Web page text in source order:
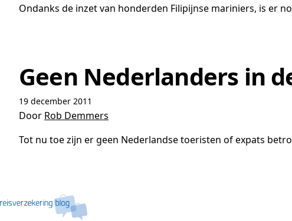
Ondanks de inzet van honderden Filipijnse mariniers, is er
Geen Nederlanders in
19 december 2011
Door Rob Demmers
Tot nu toe zijn er geen Nederlandse toeristen of expats